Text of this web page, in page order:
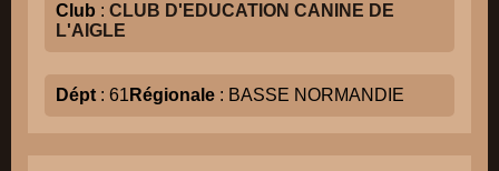
Club : CLUB D'EDUCATION CANINE DE
L'AIGLE
Dépt : 61 Régionale : BASSE NORMANDIE